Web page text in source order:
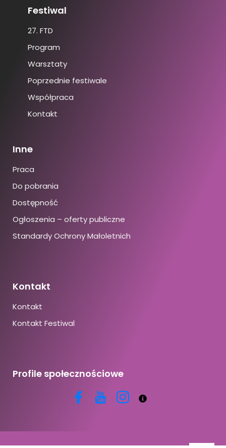
Festiwal
27. FTD
Program
Warsztaty
Poprzednie festiwale
Współpraca
Kontakt
Inne
Praca
Do pobrania
Dostępność
Ogłoszenia – oferty publiczne
Standardy Ochrony Małoletnich
Kontakt
Kontakt
Kontakt Festiwal
Profile społecznościowe